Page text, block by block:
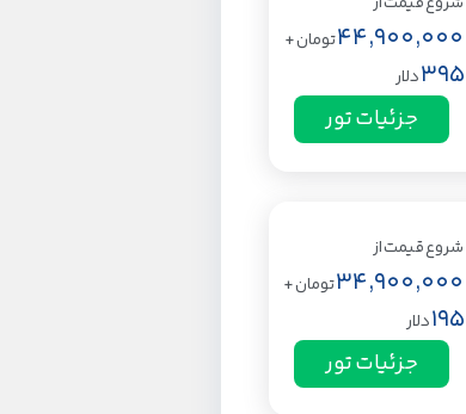
44,900,000تومان+
395دلار
جزئیات تور
شروع قیمت از
34,900,000تومان+
195دلار
جزئیات تور